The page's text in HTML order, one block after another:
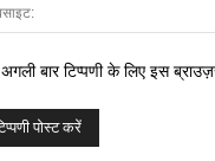
अगली बार टिप्पणी के लिए इस